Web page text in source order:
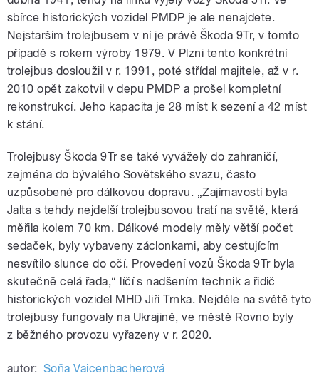
sbírce historických vozidel PMDP je ale nenajdete.
Nejstarším trolejbusem v ní je právě Škoda 9Tr, v tomto
případě s rokem výroby 1979. V Plzni tento konkrétní
trolejbus dosloužil v r. 1991, poté střídal majitele, až v r.
2010 opět zakotvil v depu PMDP a prošel kompletní
rekonstrukcí. Jeho kapacita je 28 míst k sezení a 42 míst
k stání.
Trolejbusy Škoda 9Tr se také vyvážely do zahraničí,
zejména do bývalého Sovětského svazu, často
uzpůsobené pro dálkovou dopravu. „Zajímavostí byla
Jalta s tehdy nejdelší trolejbusovou tratí na světě, která
měřila kolem 70 km. Dálkové modely měly větší počet
sedaček, byly vybaveny záclonkami, aby cestujícím
nesvítilo slunce do očí. Provedení vozů Škoda 9Tr byla
skutečně celá řada,“ líčí s nadšením technik a řidič
historických vozidel MHD Jiří Trnka. Nejdéle na světě tyto
trolejbusy fungovaly na Ukrajině, ve městě Rovno byly
z běžného provozu vyřazeny v r. 2020.
autor: Soňa Vaicenbacherová